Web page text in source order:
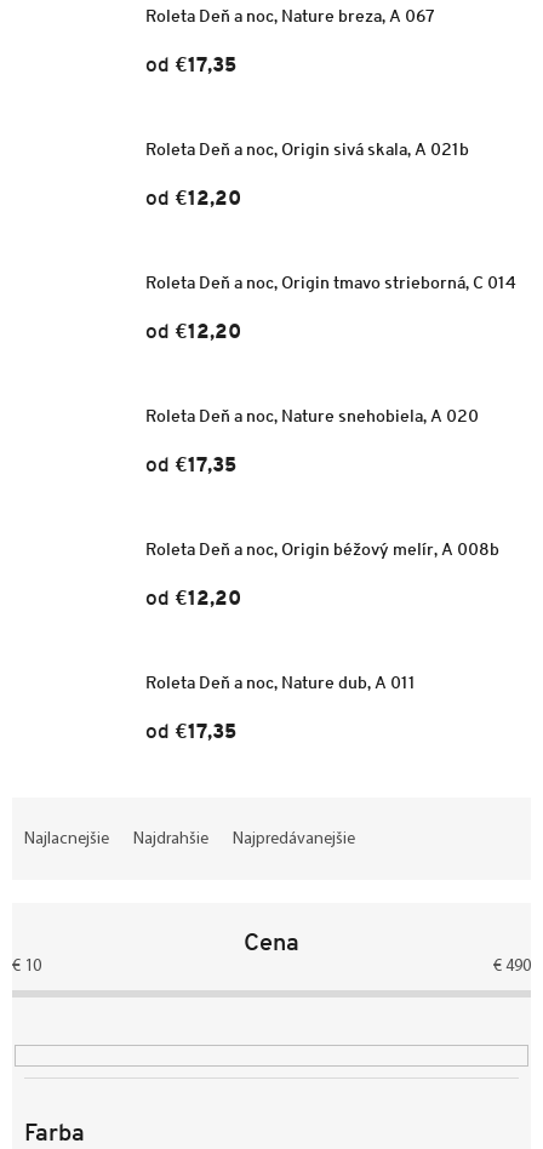
Roleta Deň a noc, Nature breza, A 067
od €17,35
Roleta Deň a noc, Origin sivá skala, A 021b
od €12,20
Roleta Deň a noc, Origin tmavo strieborná, C 014
od €12,20
Roleta Deň a noc, Nature snehobiela, A 020
od €17,35
Roleta Deň a noc, Origin béžový melír, A 008b
od €12,20
Roleta Deň a noc, Nature dub, A 011
od €17,35
e
p
o
d
Najlacnejšie Najdrahšie Najpredávanejšie
Cena
€ 10 € 490
Farba